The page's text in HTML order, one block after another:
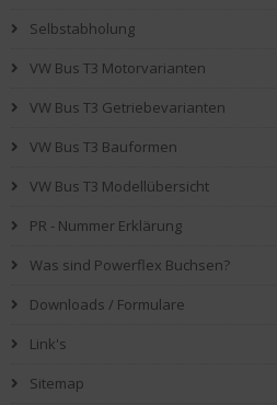
Selbstabholung
VW Bus T3 Motorvarianten
VW Bus T3 Getriebevarianten
VW Bus T3 Bauformen
VW Bus T3 Modellübersicht
PR - Nummer Erklärung
Was sind Powerflex Buchsen?
Downloads / Formulare
Link's
Sitemap